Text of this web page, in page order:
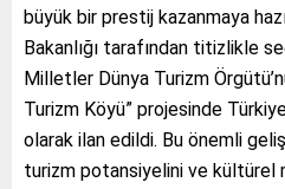
büyük bir prestij kazanmaya
Bakanlığı tarafından titizlikle
Milletler Dünya Turizm
Turizm Köyü” projesinde
olarak ilan edildi. Bu önemli
turizm potansiyelini ve kültürel